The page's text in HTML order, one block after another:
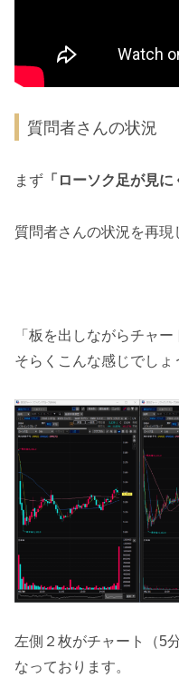
質問者さんの状況
まず 「ローソク足が見
質問者さんの状況を再現
「板を出しながらチャ
そらくこんな感じでしょ
左側２枚がチャート（5
なっております。